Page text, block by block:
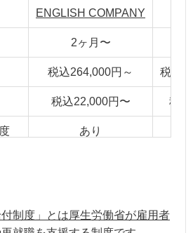
ENGLISH COMPANY
2ヶ月〜
税込264,000円～ 税込
税込22,000円〜 税
あり
付制度」とは厚生労働省が雇用者